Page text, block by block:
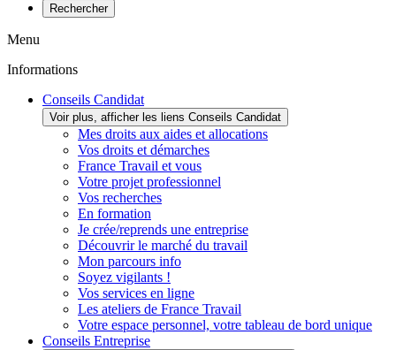
Rechercher
Menu
Informations
Conseils Candidat
Voir plus, afficher les liens Conseils Candidat
Mes droits aux aides et allocations
Vos droits et démarches
France Travail et vous
Votre projet professionnel
Vos recherches
En formation
Je crée/reprends une entreprise
Découvrir le marché du travail
Mon parcours info
Soyez vigilants !
Vos services en ligne
Les ateliers de France Travail
Votre espace personnel, votre tableau de bord unique
Conseils Entreprise